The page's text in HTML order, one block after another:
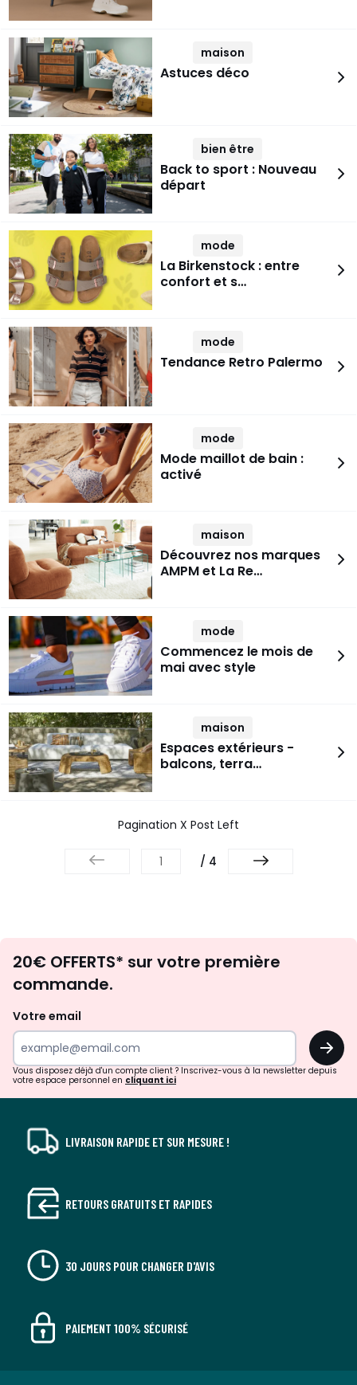
maison
Astuces déco
bien être
Back to sport : Nouveau
départ
mode
La Birkenstock : entre
confort et s…
mode
Tendance Retro Palermo
mode
Mode maillot de bain :
activé
maison
Découvrez nos marques
AMPM et La Re…
mode
Commencez le mois de
mai avec style
maison
Espaces extérieurs -
balcons, terra…
Pagination X Post Left
/ 4
d'inspirations
surprises?
20€ OFFERTS* sur votre première
commande.
Votre email
OK
Vous disposez déjà d'un compte client ? Inscrivez-vous à la newsletter depuis
votre espace personnel en cliquant ici
LIVRAISON RAPIDE ET SUR MESURE !
RETOURS GRATUITS ET RAPIDES
30 JOURS POUR CHANGER D'AVIS
PAIEMENT 100% SÉCURISÉ